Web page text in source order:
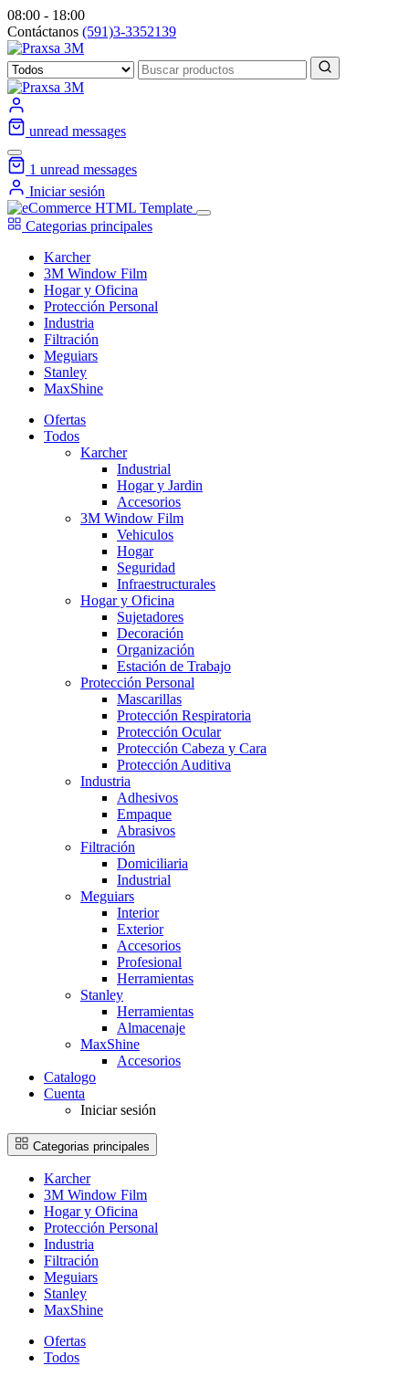
08:00 - 18:00
Contáctanos (591)3-3352139
unread messages
1 unread messages
Iniciar sesión
Categorias principales
Karcher
3M Window Film
Hogar y Oficina
Protección Personal
Industria
Filtración
Meguiars
Stanley
MaxShine
Ofertas
Todos
Karcher
Industrial
Hogar y Jardin
Accesorios
3M Window Film
Vehiculos
Hogar
Seguridad
Infraestructurales
Hogar y Oficina
Sujetadores
Decoración
Organización
Estación de Trabajo
Protección Personal
Mascarillas
Protección Respiratoria
Protección Ocular
Protección Cabeza y Cara
Protección Auditiva
Industria
Adhesivos
Empaque
Abrasivos
Filtración
Domiciliaria
Industrial
Meguiars
Interior
Exterior
Accesorios
Profesional
Herramientas
Stanley
Herramientas
Almacenaje
MaxShine
Accesorios
Catalogo
Cuenta
Iniciar sesión
Categorias principales
Karcher
3M Window Film
Hogar y Oficina
Protección Personal
Industria
Filtración
Meguiars
Stanley
MaxShine
Ofertas
Todos